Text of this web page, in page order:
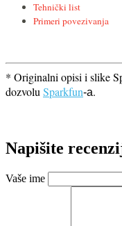
Tehnički list
Primeri povezivanja
* Originalni opisi i slike
dozvoluSparkfun-a.
Napišite
Vaše ime